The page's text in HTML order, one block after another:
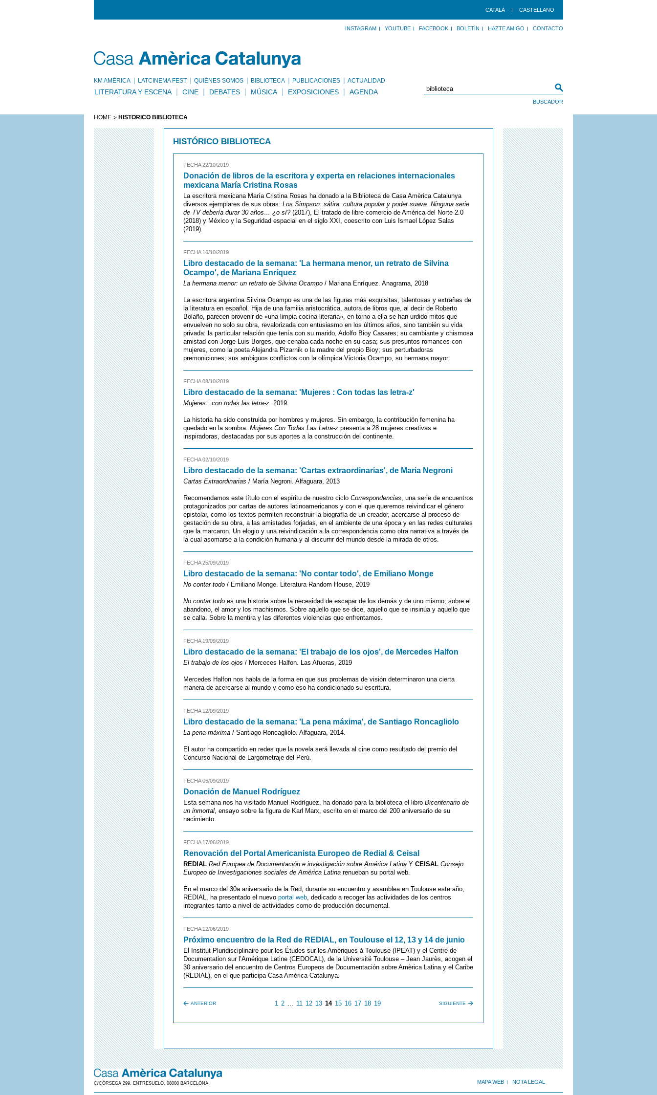
CATALÀ CASTELLANO
INSTAGRAM YOUTUBE FACEBOOK BOLETÍN HAZTE AMIGO CONTACTO
KM AMÈRICA LATCINEMA FEST QUIÉNES SOMOS BIBLIOTECA PUBLICACIONES ACTUALIDAD
LITERATURA Y ESCENA CINE DEBATES MÚSICA EXPOSICIONES AGENDA
HOME HISTÓRICO BIBLIOTECA
HISTÓRICO BIBLIOTECA
FECHA 22/10/2019
Donación de libros de la escritora y experta en relaciones internacionales
mexicana María Cristina Rosas
La escritora mexicana María Cristina Rosas ha donado a la Biblioteca de Casa Amèrica Catalunya
diversos ejemplares de sus obras: Los Simpson: sátira, cultura popular y poder suave. Ninguna serie
de TV debería durar 30 años… ¿o sí?(2017), El tratado de libre comercio de América del Norte 2.0
(2018) y México y la Seguridad espacial en el siglo XXI, coescrito con Luis Ismael López Salas
(2019).
FECHA 16/10/2019
Libro destacado de la semana: 'La hermana menor, un retrato de Silvina
Ocampo', de Mariana Enríquez
La hermana menor: un retrato de Silvina Ocampo / Mariana Enríquez. Anagrama, 2018
La escritora argentina Silvina Ocampo es una de las figuras más exquisitas, talentosas y extrañas de
la literatura en español. Hija de una familia aristocrática, autora de libros que, al decir de Roberto
Bolaño, parecen provenir de «una limpia cocina literaria», en torno a ella se han urdido mitos que
envuelven no solo su obra, revalorizada con entusiasmo en los últimos años, sino también su vida
privada: la particular relación que tenía con su marido, Adolfo Bioy Casares; su cambiante y chismosa
amistad con Jorge Luis Borges, que cenaba cada noche en su casa; sus presuntos romances con
mujeres, como la poeta Alejandra Pizarnik o la madre del propio Bioy; sus perturbadoras
premoniciones; sus ambiguos conflictos con la olímpica Victoria Ocampo, su hermana mayor.
FECHA 08/10/2019
Libro destacado de la semana: 'Mujeres : Con todas las letra-z'
Mujeres : con todas las letra-z. 2019
La historia ha sido construida por hombres y mujeres. Sin embargo, la contribución femenina ha
quedado en la sombra. Mujeres Con Todas Las Letra-z presenta a 28 mujeres creativas e
inspiradoras, destacadas por sus aportes a la construcción del continente.
FECHA 02/10/2019
Libro destacado de la semana: 'Cartas extraordinarias', de Maria Negroni
Cartas Extraordinarias / María Negroni. Alfaguara, 2013
Recomendamos este título con el espíritu de nuestro ciclo Correspondencias, una serie de encuentros
protagonizados por cartas de autores latinoamericanos y con el que queremos reivindicar el género
epistolar, como los textos permiten reconstruir la biografía de un creador, acercarse al proceso de
gestación de su obra, a las amistades forjadas, en el ambiente de una época y en las redes culturales
que la marcaron. Un elogio y una reivindicación a la correspondencia como otra narrativa a través de
la cual asomarse a la condición humana y al discurrir del mundo desde la mirada de otros.
FECHA 25/09/2019
Libro destacado de la semana: 'No contar todo', de Emiliano Monge
No contar todo / Emiliano Monge. Literatura Random House, 2019
No contar todo es una historia sobre la necesidad de escapar de los demás y de uno mismo, sobre el
abandono, el amor y los machismos. Sobre aquello que se dice, aquello que se insinúa y aquello que
se calla. Sobre la mentira y las diferentes violencias que enfrentamos.
FECHA 19/09/2019
Libro destacado de la semana: 'El trabajo de los ojos', de Mercedes Halfon
El trabajo de los ojos / Merceces Halfon. Las Afueras, 2019
Mercedes Halfon nos habla de la forma en que sus problemas de visión determinaron una cierta
manera de acercarse al mundo y como eso ha condicionado su escritura.
FECHA 12/09/2019
Libro destacado de la semana: 'La pena máxima', de Santiago Roncagliolo
La pena máxima / Santiago Roncagliolo. Alfaguara, 2014.
El autor ha compartido en redes que la novela será llevada al cine como resultado del premio del
Concurso Nacional de Largometraje del Perú.
FECHA 05/09/2019
Donación de Manuel Rodríguez
Esta semana nos ha visitado Manuel Rodríguez, ha donado para la biblioteca el libro Bicentenario de
un inmortal, ensayo sobre la figura de Karl Marx, escrito en el marco del 200 aniversario de su
nacimiento.
FECHA 17/06/2019
Renovación del Portal Americanista Europeo de Redial & Ceisal
REDIAL Red Europea de Documentación e investigación sobre América Latina Y CEISAL Consejo
Europeo de Investigaciones sociales de América Latina renueban su portal web.
En el marco del 30a aniversario de la Red, durante su encuentro y asamblea en Toulouse este año,
REDIAL, ha presentado el nuevo portal web, dedicado a recoger las actividades de los centros
integrantes tanto a nivel de actividades como de producción documental.
FECHA 12/06/2019
Próximo encuentro de la Red de REDIAL, en Toulouse el 12, 13 y 14 de junio
El Institut Pluridisciplinaire pour les Études sur les Amériques à Toulouse (IPEAT) y el Centre de
Documentation sur l’Amérique Latine (CEDOCAL), de la Université Toulouse – Jean Jaurès, acogen el
30 aniversario del encuentro de Centros Europeos de Documentación sobre Amèrica Latina y el Caribe
(REDIAL), en el que participa Casa Amèrica Catalunya.
ANTERIOR SIGUIENTE
1 2 ... 11 12 13 14 15 16 17 18 19
MAPA WEB NOTA LEGAL
C/CÒRSEGA 299, ENTRESUELO. 08008 BARCELONA